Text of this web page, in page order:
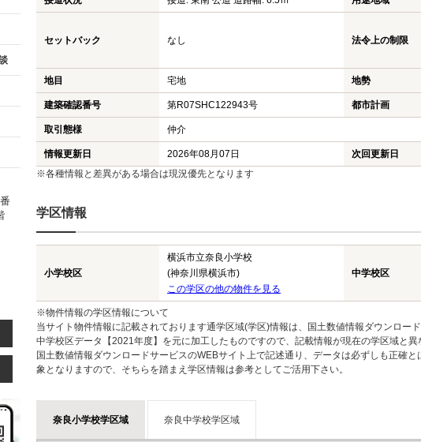
セットバック なし 法令上の制限
地目 宅地 地勢
建築確認番号 第R07SHC122943号 都市計画
取引態様 仲介
情報更新日 2026年08月07日 次回更新日
※各種情報と差異がある場合は現況優先となります
学区情報
小学校区
横浜市立奈良小学校
(神奈川県横浜市)
この学区の他の物件を見る
中学校区
※物件情報の学区情報について
当サイト物件情報に記載されております通学区域(学区)情報は、国土数値情報ダウンロー
中学校区データ【2021年度】を元に加工したものですので、記載情報が現在の学区域と異
国土数値情報ダウンロードサービスのWEBサイト上で記述通り、データは必ずしも正確
象となりますので、そちらを踏まえ学区情報は参考としてご活用下さい。
奈良小学校学区域 奈良中学校学区域